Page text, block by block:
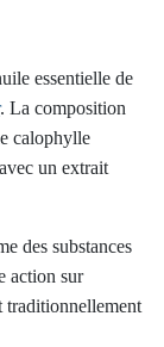
essentielle de
. La composition
calophylle
un extrait
des substances
action sur
traditionnellement